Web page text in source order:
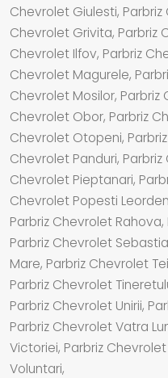
Chevrolet Giulesti, Parbriz
Chevrolet Grivita, Parbriz
Chevrolet Ilfov, Parbriz
Chevrolet Magurele,
Chevrolet Mosilor, Parbriz
Chevrolet Obor, Parbriz
Chevrolet Otopeni,
Chevrolet Panduri,
Chevrolet Pieptanari,
Chevrolet Popesti
Parbriz Chevrolet
Parbriz Chevrolet
Mare, Parbriz Chevrolet
Parbriz Chevrolet
Parbriz Chevrolet Unirii,
Parbriz Chevrolet Vatra
Victoriei, Parbriz
Voluntari,